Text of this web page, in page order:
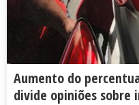
Aumento do
divide opiniões sobre